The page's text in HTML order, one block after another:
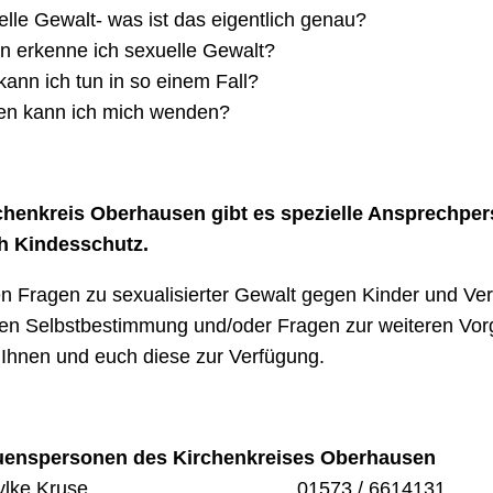
Gewalt- was ist das eigentlich genau?
erkenne ich sexuelle Gewalt?
ich tun in so einem Fall?
kann ich mich wenden?
Oberhausen gibt es spezielle
Kindesschutz.
Fragen zu sexualisierter Gewalt gegen Kinder und
Selbstbestimmung und/oder Fragen zur weiteren
und euch diese zur Verfügung.
des Kirchenkreises Oberhausen
Sylke Kruse 01573 / 6614131